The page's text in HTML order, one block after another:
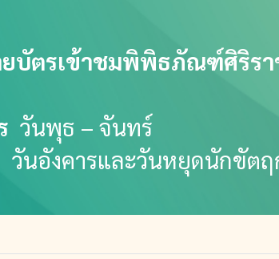
บัตรเข้าชมพิพิธภัณฑ์ศิริร
วันพุธ – จันทร์
วันอังคารและวันหยุดนักขัต